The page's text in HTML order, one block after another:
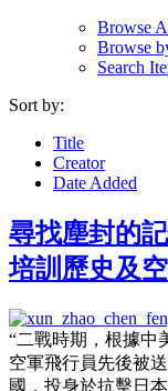
Browse
Browse
Search
Sort by:
Title
Creator
Date Added
尋找塵封的
培訓歷史及
“二戰時期，根據中
空軍飛行員先後被
國，投身於抗擊日